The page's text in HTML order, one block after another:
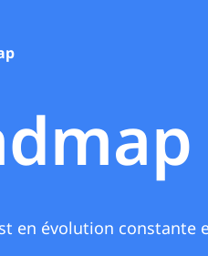
en évolution constante